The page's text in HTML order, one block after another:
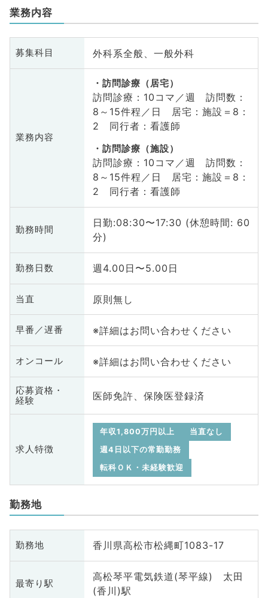
業務内容
募集科目 外科系全般、一般外科
業務内容
訪問診療（居宅）
訪問診療：10コマ／週 訪問数：
8～15件程／日 居宅：施設＝8：
2 同行者：看護師
訪問診療（施設）
訪問診療：10コマ／週 訪問数：
8～15件程／日 居宅：施設＝8：
2 同行者：看護師
勤務時間
日勤:08:30〜17:30 (休憩時間: 60
分)
勤務日数 週4.00日〜5.00日
当直 原則無し
早番／遅番 ※詳細はお問い合わせください
オンコール ※詳細はお問い合わせください
応募資格・
経験
医師免許、保険医登録済
求人特徴
年収1,800万円以上
当直なし
週4日以下の常勤勤務
転科ＯＫ・未経験歓迎
勤務地
勤務地 香川県高松市松縄町1083-17
最寄り駅
高松琴平電気鉄道(琴平線) 太田
(香川)駅